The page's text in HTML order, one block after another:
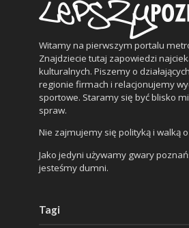
Witamy na pierwszym portalu
Znajdziecie tutaj zapowiedzi
kulturalnych. Piszemy o
regionie firmach i relacjonujemy
sportowe. Staramy się być blisko
spraw.
Nie zajmujemy się polityką i walką o
Jako jedyni używamy gwary
jesteśmy dumni.
Tagi